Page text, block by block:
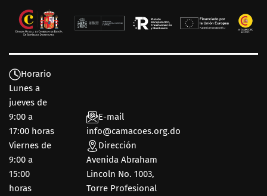
Horario
Lunes a
jueves de
9:00 a
17:00 horas
Viernes de
9:00 a
15:00
horas
E-mail
info@camacoes.org.do
Dirección
Avenida Abraham
Lincoln No. 1003,
Torre Profesional